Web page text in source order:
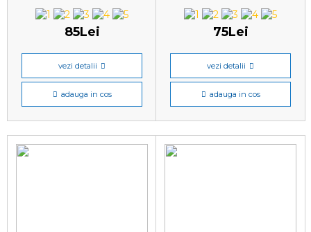
85Lei
vezi detalii
adauga in cos
75Lei
vezi detalii
adauga in cos